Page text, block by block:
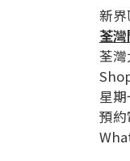
新界
荃
荃
星
預約